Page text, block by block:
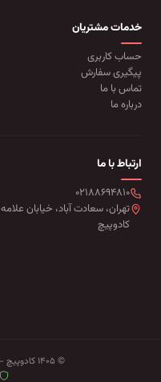
خدمات مشتریان
حساب کاربری
پیگیری سفارش
تماس با ما
درباره ما
ارتباط با ما
۰۲۱۸۸۶۹۴۸۱۰
کادوپیچ
© ۱۴۰۵ کادوپیچ — تمامی حقوق محفوظ است